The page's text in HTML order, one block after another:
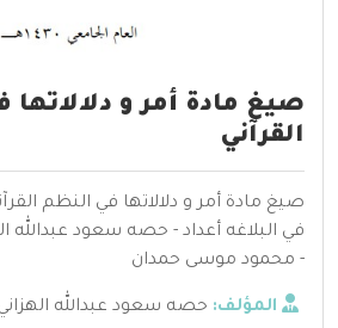
صيغ مادة أمر و دلالاتها
القرآني
صيغ مادة أمر و دلالاتها في النظم
في البلاغه أعداد - حصه سعود عبدالله
- محمود موسى حمدان
المؤلف: حصه سعود عبدالله